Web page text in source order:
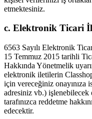
etmektesiniz.
c. Elektronik Ticari
6563 Sayılı Elektronik
15 Temmuz 2015 tarihli
Hakkında Yönetmelik
elektronik iletilerin
için vereceğiniz onayınıza
adresiniz vb.)
tarafınızca reddetme
edecektir.